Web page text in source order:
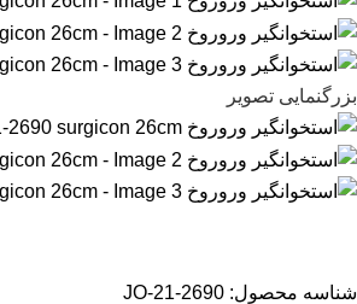
بزرگنمایی تصویر
شناسه محصول: JO-21-2690